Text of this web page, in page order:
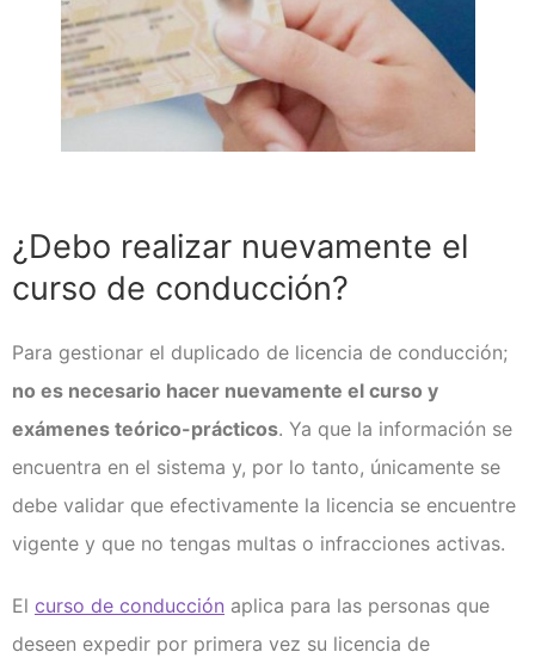
¿Debo realizar nuevamente el
curso de conducción?
Para gestionar el duplicado de licencia de conducción;
no es necesario hacer nuevamente el curso y
exámenes teórico-prácticos. Ya que la información se
encuentra en el sistema y, por lo tanto, únicamente se
debe validar que efectivamente la licencia se encuentre
vigente y que no tengas multas o infracciones activas.
El curso de conducción aplica para las personas que
deseen expedir por primera vez su licencia de